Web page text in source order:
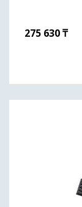
275 630₸